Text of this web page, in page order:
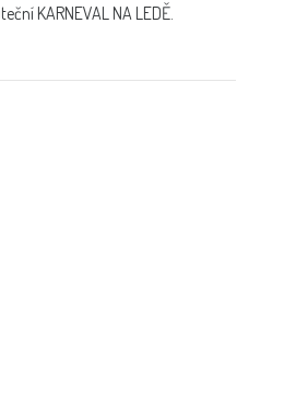
KARNEVAL NA LEDĚ.